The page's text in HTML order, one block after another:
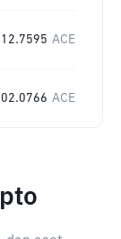
12.7595 ACE
ACE